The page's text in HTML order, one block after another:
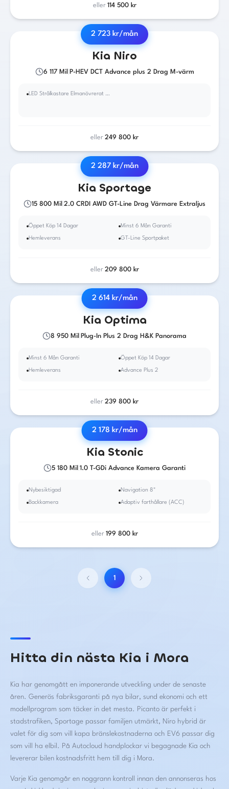
eller 114 500kr
2022
2 723 kr/mån
Kia Niro
6 117Mil P-HEV DCT Advance plus 2 Drag M-värm
LED Strålkastare Elmanövrerat förarsäte Dragkrok Motorvärmare (med kupéuttag) ABS-bromsar ACC 2 klimatzoner Airbag förare Airbag passagerare fram Android Auto Antisladd Apple CarPlay Autobroms Avbländande innerbackspegel Avstängningsbar airbag passagerare Backkamera Backstartshjälp Bluetooth (handsfree) Broms-assistans Centrallås (fjärrstyrt) Delbart baksäte Digitalt mätarhus Dimljus fram Elhissar (fram och bak) Elinfällbara sidospeglar Eluppvärmda sidospeglar Euro 6 Fartbegränsare Farthållare (adaptiv) Fällbara baksäten Färddator Helljusassistans ISOFIX-fästen bak Klädsel (helskinn) Körfilsassistans Ljussensor Läslampa Mattor (textil) Multifunktionsratt Rattvärme Regnsensor Servostyrning Sidoairbags Sidokrockgardiner Svensksåld Sätesvärme (bak) Sätesvärme (fram) Touch-/Pekskärm Trötthetsvarnare USB-uttag Yttertemperaturmätare
eller 249 800 kr
2 287kr/mån
Kia Sportage
15 800 Mil 2.0 CRDI AWD GT-Line Drag Värmare Extraljus
Öppet Köp 14 Dagar Minst 6 Mån Garanti
Hemleverans GT-Line Sportpaket
eller 209 800kr
2020
2 614kr/mån
Kia Optima
8 950 Mil Plug-In Plus 2 Drag H&K Panorama
Minst 6 Mån Garanti Öppet Köp 14 Dagar
Hemleverans Advance Plus 2
eller 239 800 kr
2 178 kr/mån
Kia Stonic
5 180 Mil 1.0 T-GDi Advance Kamera Garanti
Nybesiktigad Navigation 8"
Backkamera Adaptiv farthållare (ACC)
eller 199 800kr
1
Hitta din nästa Kia i Mora
Kia har genomgått en imponerande utveckling under de senaste
åren. Generös fabriksgaranti på nya bilar, sund ekonomi och ett
modellprogram som täcker in det mesta. Picanto är perfekt i
stadstrafiken, Sportage passar familjen utmärkt, Niro hybrid är
valet för dig som vill kapa bränslekostnaderna och EV6 passar dig
som vill ha elbil. På Autocloud handplockar vi begagnade Kia och
levererar bilen kostnadsfritt hem till dig i Mora.
Varje Kia genomgår en noggrann kontroll innan den annonseras hos